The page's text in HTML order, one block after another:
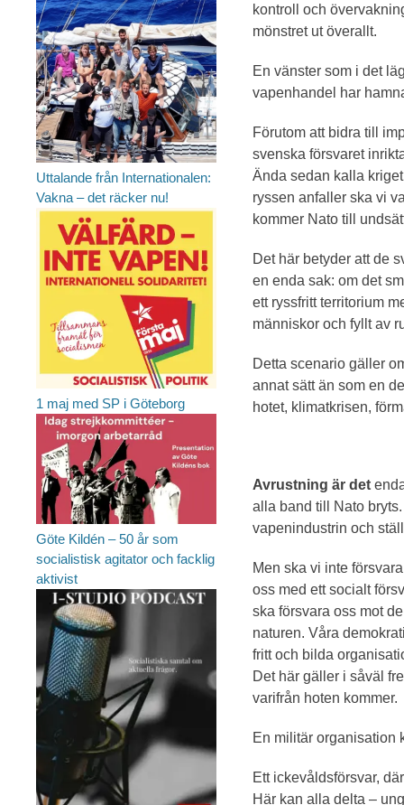
kontroll och
mönstret ut överallt.
En vänster som i det
vapenhandel har
Förutom att bidra till
svenska försvaret
Ända sedan kalla
ryssen anfaller ska vi
kommer Nato till
Det här betyder att de
en enda sak: om det
ett ryssfritt territorium
människor och fyllt av
Detta scenario gäller
annat sätt än som en
hotet, klimatkrisen,
Avrustning är det
alla band till Nato
vapenindustrin och
Men ska vi inte
oss med ett socialt
ska försvara oss mot
naturen. Våra
fritt och bilda
Det här gäller i såväl
varifrån hoten kommer.
En militär organisation
Ett ickevåldsförsvar,
Här kan alla delta –
Uttalande från Internationalen:
Vakna – det räcker nu!
1 maj med SP i Göteborg
Göte Kildén – 50 år som
socialistisk agitator och facklig
aktivist